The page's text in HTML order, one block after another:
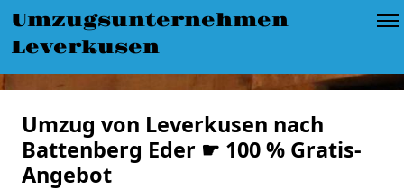
Umzugsunternehmen
Leverkusen
Umzug von Leverkusen nach
Battenberg Eder ☛ 100 % Gratis-
Angebot